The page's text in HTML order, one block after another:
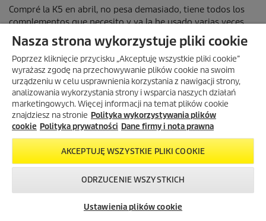
sklepie
internetowym
Nasza strona wykorzystuje pliki cookie
Poprzez kliknięcie przycisku „Akceptuję wszystkie pliki cookie”
wyrażasz zgodę na przechowywanie plików cookie na swoim
urządzeniu w celu usprawnienia korzystania z nawigacji strony,
analizowania wykorzystania strony i wsparcia naszych działań
marketingowych. Więcej informacji na temat plików cookie
znajdziesz na stronie Polityka wykorzystywania plików
cookie Polityka prywatności Dane firmy i nota prawna
AKCEPTUJĘ WSZYSTKIE PLIKI COOKIE
ODRZUCENIE WSZYSTKICH
Ustawienia plików cookie